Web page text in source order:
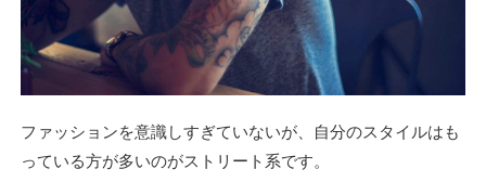
ファッションを意識しすぎていないが、自分のスタイルはも
っている方が多いのがストリート系です。